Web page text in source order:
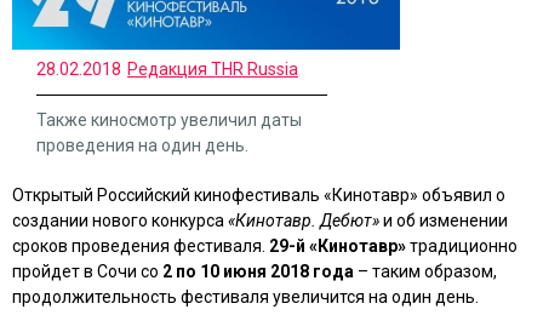
28.02.2018 Редакция THR Russia
Также киносмотр увеличил даты
проведения на один день.
Открытый Российский кинофестиваль «Кинотавр» объявил о
создании нового конкурса «Кинотавр. Дебют»и об изменении
сроков проведения фестиваля. 29-й «Кинотавр»традиционно
пройдет в Сочи со 2 по 10 июня 2018 года – таким образом,
продолжительность фестиваля увеличится на один день.